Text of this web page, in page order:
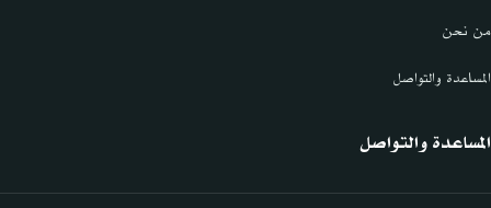
من نحن
المساعدة والتواصل
المساعدة والتواصل